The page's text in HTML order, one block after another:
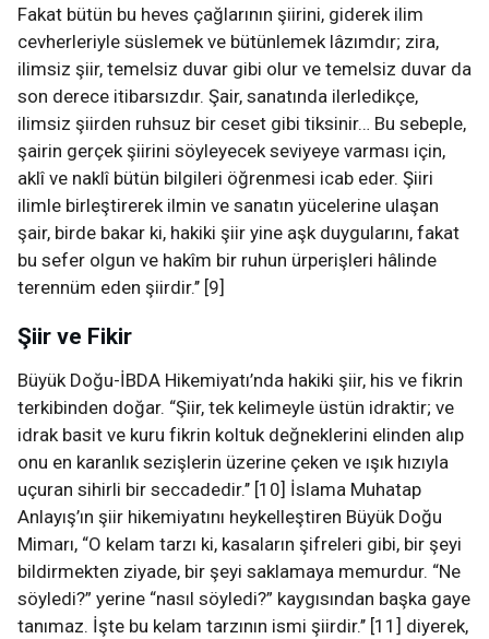
Fakat bütün bu heves çağlarının şiirini, giderek ilim
cevherleriyle süslemek ve bütünlemek lâzımdır; zira,
ilimsiz şiir, temelsiz duvar gibi olur ve temelsiz duvar da
son derece itibarsızdır. Şair, sanatında ilerledikçe,
ilimsiz şiirden ruhsuz bir ceset gibi tiksinir… Bu sebeple,
şairin gerçek şiirini söyleyecek seviyeye varması için,
aklî ve naklî bütün bilgileri öğrenmesi icab eder. Şiiri
ilimle birleştirerek ilmin ve sanatın yücelerine ulaşan
şair, birde bakar ki, hakiki şiir yine aşk duygularını, fakat
bu sefer olgun ve hakîm bir ruhun ürperişleri hâlinde
terennüm eden şiirdir.’’ [9]
Şiir ve Fikir
Büyük Doğu-İBDA Hikemiyatı’nda hakiki şiir, his ve fikrin
terkibinden doğar. “Şiir, tek kelimeyle üstün idraktir; ve
idrak basit ve kuru fikrin koltuk değneklerini elinden alıp
onu en karanlık sezişlerin üzerine çeken ve ışık hızıyla
uçuran sihirli bir seccadedir.’’ [10] İslama Muhatap
Anlayış’ın şiir hikemiyatını heykelleştiren Büyük Doğu
Mimarı, “O kelam tarzı ki, kasaların şifreleri gibi, bir şeyi
bildirmekten ziyade, bir şeyi saklamaya memurdur. “Ne
söyledi?” yerine “nasıl söyledi?” kaygısından başka gaye
tanımaz. İşte bu kelam tarzının ismi şiirdir.’’ [11] diyerek,